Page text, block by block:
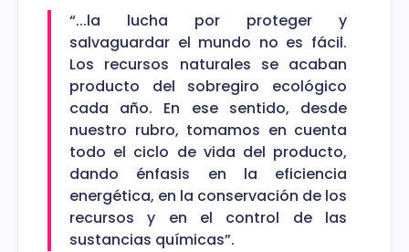
“...la lucha por proteger y
salvaguardar el mundo no es fácil.
Los recursos naturales se acaban
producto del sobregiro ecológico
cada año. En ese sentido, desde
nuestro rubro, tomamos en cuenta
todo el ciclo de vida del producto,
dando énfasis en la eficiencia
energética, en la conservación de los
recursos y en el control de las
sustancias químicas”.